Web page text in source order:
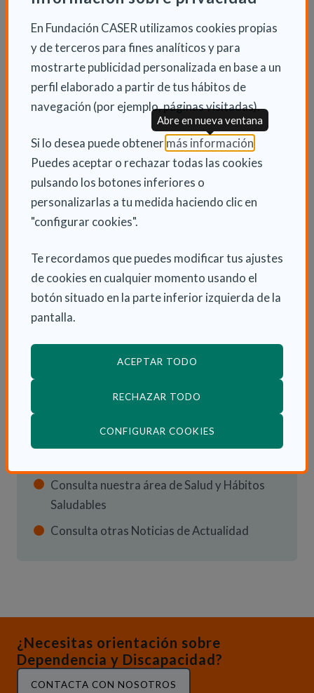
En Fundación CASER utilizamos cookies propias
y de terceros para fines analíticos y para
mostrarte publicidad personalizada en base a un
perfil elaborado a partir de tus hábitos de
navegación (por ejemplo, páginas visitadas).
Si lo desea puede obtener más información
Puedes aceptar o rechazar todas las cookies
pulsando los botones inferiores o
personalizarlas a tu medida haciendo clic en
"configurar cookies".
Te recordamos que puedes modificar tus ajustes
de cookies en cualquier momento usando el
botón situado en la parte inferior izquierda de la
pantalla.
ACEPTAR TODO
RECHAZAR TODO
CONFIGURAR COOKIES
Abre en nueva ventana
mezclar en un bol 3 cucharadas de miel y 4 cucharadas
de vinagre balsámico y, a la vez que se mezclan, añadir
poco a poco 2 cucharadas de aceite de oliva virgen
extra. Salpimentar al gusto.
Especial para asados
Idea para darle un sabor insuperable a los asados de
pollo, cerdo y cordero, y posiblemente sea la receta
más simple. Para su elaboración sólo tienes que
disponer de miel y vino tinto a partes iguales, mezclar
ambos ingredientes en un recipiente y embadurnar el
resultado con una brocha.
Jue 27 Abril 2023
ENLACES RELACIONADOS
Consulta nuestra área de Salud y Hábitos
Saludables
Consulta otras Noticias de Actualidad
¿Necesitas orientación sobre
Dependencia y Discapacidad?
CONTACTA CON NOSOTROS